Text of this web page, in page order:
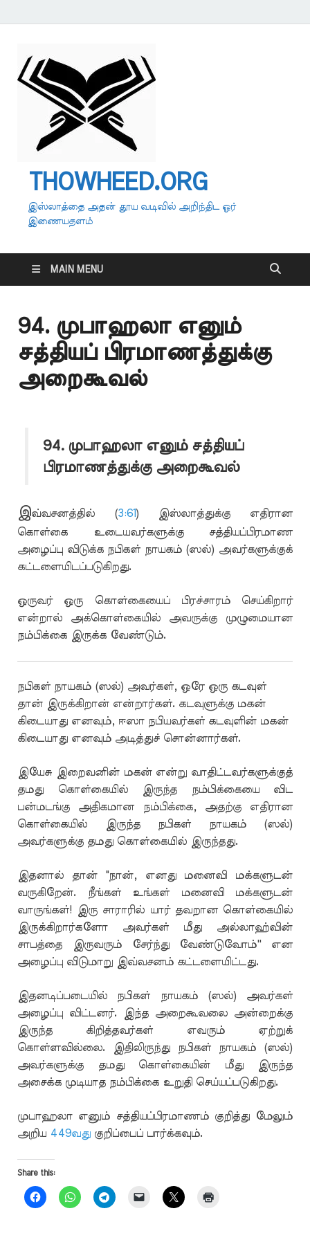
THOWHEED.ORG
இஸ்லாத்தை அதன் தூய வடிவில் அறிந்திட ஓர்
இணையதளம்
MAIN MENU
94. முபாஹலா எனும்
சத்தியப் பிரமாணத்துக்கு
அறைகூவல்
94. முபாஹலா எனும் சத்தியப்
பிரமாணத்துக்கு அறைகூவல்
இவ்வசனத்தில் (3:61) இஸ்லாத்துக்கு எதிரான
கொள்கை உடையவர்களுக்கு சத்தியப்பிரமாண
அழைப்பு விடுக்க நபிகள் நாயகம் (ஸல்) அவர்களுக்குக்
கட்டளையிடப்படுகிறது.
ஒருவர் ஒரு கொள்கையைப் பிரச்சாரம் செய்கிறார்
என்றால் அக்கொள்கையில் அவருக்கு முழுமையான
நம்பிக்கை இருக்க வேண்டும்.
நபிகள் நாயகம் (ஸல்) அவர்கள், ஒரே ஒரு கடவுள்
தான் இருக்கிறான் என்றார்கள். கடவுளுக்கு மகன்
கிடையாது எனவும், ஈஸா நபியவர்கள் கடவுளின் மகன்
கிடையாது எனவும் அடித்துச் சொன்னார்கள்.
இயேசு இறைவனின் மகன் என்று வாதிட்டவர்களுக்குத்
தமது கொள்கையில் இருந்த நம்பிக்கையை விட
பன்மடங்கு அதிகமான நம்பிக்கை, அதற்கு எதிரான
கொள்கையில் இருந்த நபிகள் நாயகம் (ஸல்)
அவர்களுக்கு தமது கொள்கையில் இருந்தது.
இதனால் தான் "நான், எனது மனைவி மக்களுடன்
வருகிறேன். நீங்கள் உங்கள் மனைவி மக்களுடன்
வாருங்கள்! இரு சாராரில் யார் தவறான கொள்கையில்
இருக்கிறார்களோ அவர்கள் மீது அல்லாஹ்வின்
சாபத்தை இருவரும் சேர்ந்து வேண்டுவோம்'' என
அழைப்பு விடுமாறு இவ்வசனம் கட்டளையிட்டது.
இதனடிப்படையில் நபிகள் நாயகம் (ஸல்) அவர்கள்
அழைப்பு விட்டனர். இந்த அறைகூவலை அன்றைக்கு
இருந்த கிறித்தவர்கள் எவரும் ஏற்றுக்
கொள்ளவில்லை. இதிலிருந்து நபிகள் நாயகம் (ஸல்)
அவர்களுக்கு தமது கொள்கையின் மீது இருந்த
அசைக்க முடியாத நம்பிக்கை உறுதி செய்யப்படுகிறது.
முபாஹலா எனும் சத்தியப்பிரமாணம் குறித்து மேலும்
அறிய 449வது குறிப்பைப் பார்க்கவும்.
Share this: